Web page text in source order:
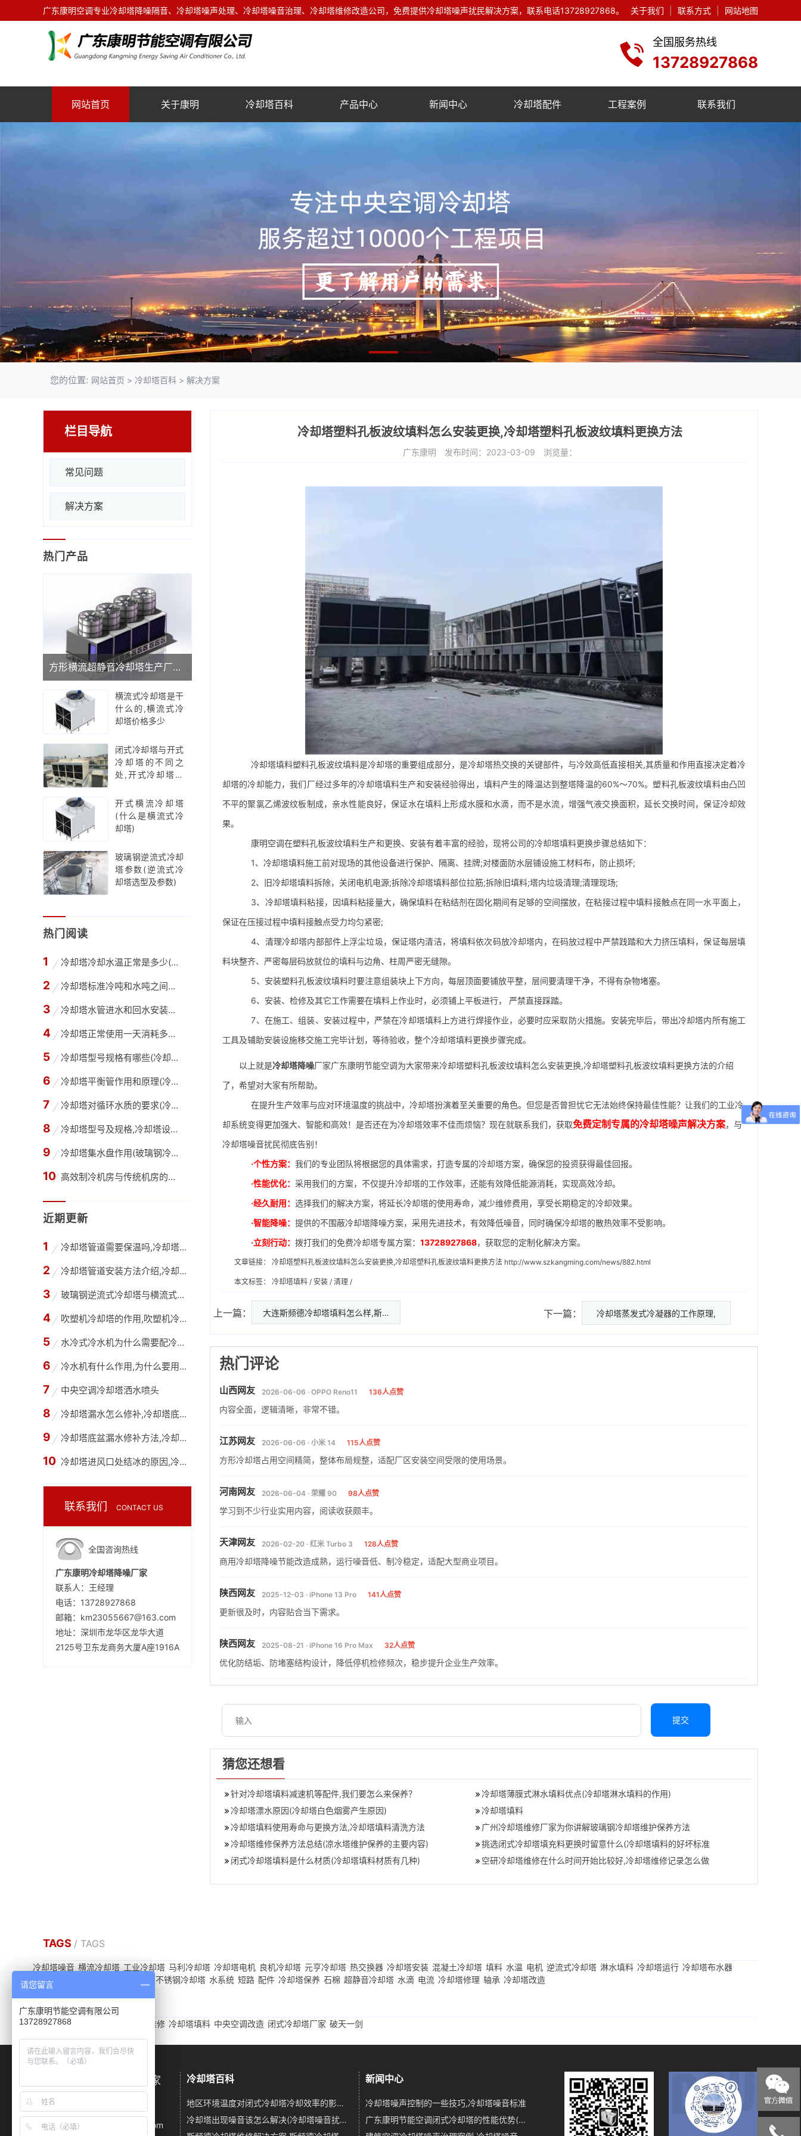
关于我们 联系方式 网站地图
广东康明空调专业冷却塔降噪隔音、冷却塔噪声处理、冷却塔噪音治理、冷却塔维修改造公司，免费提供冷却塔噪声扰民解决方案，联系电话13728927868。
全国服务热线
13728927868
网站首页 关于康明 冷却塔百科 产品中心 新闻中心 冷却塔配件 工程案例 联系我们
您的位置: 网站首页 > 冷却塔百科 > 解决方案
栏目导航
常见问题
解决方案
热门产品
方形横流超静音冷却塔生产厂家(广东品牌冷却塔厂家)
横流式冷却塔是干
什么的,横流式冷
却塔价格多少
闭式冷却塔与开式
冷却塔的不同之
处,开式冷却塔工
开式横流冷却塔
(什么是横流式冷
却塔)
玻璃钢逆流式冷却
塔参数(逆流式冷
却塔选型及参数)
热门阅读
冷却塔冷却水温正常是多少(高温冷却塔进出水温
冷却塔标准冷吨和水吨之间怎么换算(冷却水塔吨
冷却塔水管进水和回水安装方法(冷却塔供回水管
冷却塔正常使用一天消耗多少水,冷却塔每天的用
冷却塔型号规格有哪些(冷却塔选型需要哪些参数
冷却塔平衡管作用和原理(冷却塔内的平衡管是干
冷却塔对循环水质的要求(冷却塔循环水水质要求
冷却塔型号及规格,冷却塔设计选型的估算方法
冷却塔集水盘作用(玻璃钢冷却塔积水盘容量湿球
高效制冷机房与传统机房的区别,高效机房与普通
近期更新
冷却塔管道需要保温吗,冷却塔只在夏季使用管道
冷却塔管道安装方法介绍,冷却塔管道改造公司
玻璃钢逆流式冷却塔与横流式冷却塔有什么不同？
吹塑机冷却塔的作用,吹塑机冷却塔选型计算
水冷式冷水机为什么需要配冷却塔,冷水机和冷却
冷水机有什么作用,为什么要用冷水机？
中央空调冷却塔洒水喷头
冷却塔漏水怎么修补,冷却塔底部漏水用什么胶水
冷却塔底盆漏水修补方法,冷却塔底盘为什么会漏
冷却塔进风口处结冰的原因,冷却塔进风口处结冰
联系我们 CONTACT US
全国咨询热线
广东康明冷却塔降噪厂家
联系人：王经理
电话：13728927868
邮箱：km23055667@163.com
地址：深圳市龙华区龙华大道
2125号卫东龙商务大厦A座1916A
冷却塔塑料孔板波纹填料怎么安装更换,冷却塔塑料孔板波纹填料更换方法
广东康明 发布时间：2023-03-09 浏览量：
冷却塔填料塑料孔板波纹填料是冷却塔的重要组成部分，是冷却塔热交换的关键部件，与冷效高低直接相关,其质量和作用直接决定着冷
却塔的冷却能力，我们厂经过多年的冷却塔填料生产和安装经验得出，填料产生的降温达到整塔降温的60%～70%。塑料孔板波纹填料由凸凹
不平的聚氯乙烯波纹板制成，亲水性能良好，保证水在填料上形成水膜和水滴，而不是水流，增强气液交换面积，延长交换时间，保证冷却效
果。
康明空调在塑料孔板波纹填料生产和更换、安装有着丰富的经验，现将公司的冷却塔填料更换步骤总结如下：
1、冷却塔填料施工前对现场的其他设备进行保护、隔离、挂牌;对楼面防水层铺设施工材料布，防止损坏;
2、旧冷却塔填料拆除，关闭电机电源;拆除冷却塔填料部位拉筋;拆除旧填料;塔内垃圾清理;清理现场;
3、冷却塔填料粘接，因填料粘接量大，确保填料在粘结剂在固化期间有足够的空间摆放，在粘接过程中填料接触点在同一水平面上，
保证在压接过程中填料接触点受力均匀紧密;
4、清理冷却塔内部部件上浮尘垃圾，保证塔内清洁，将填料依次码放冷却塔内，在码放过程中严禁践踏和大力挤压填料，保证每层填
料块整齐、严密每层码放就位的填料与边角、柱周严密无缝隙。
5、安装塑料孔板波纹填料时要注意组装块上下方向，每层顶面要铺放平整，层间要清理干净，不得有杂物堵塞。
6、安装、检修及其它工作需要在填料上作业时，必须铺上平板进行， 严禁直接踩踏。
7、在施工、组装、安装过程中，严禁在冷却塔填料上方进行焊接作业，必要时应采取防火措施。安装完毕后，带出冷却塔内所有施工
工具及辅助安装设施移交施工完毕计划，等待验收，整个冷却塔填料更换步骤完成。
以上就是冷却塔降噪厂家广东康明节能空调为大家带来冷却塔塑料孔板波纹填料怎么安装更换,冷却塔塑料孔板波纹填料更换方法的介绍
了，希望对大家有所帮助。
在提升生产效率与应对环境温度的挑战中，冷却塔扮演着至关重要的角色。但您是否曾担忧它无法始终保持最佳性能？让我们的工业冷
却系统变得更加强大、智能和高效！是否还在为冷却塔效率不佳而烦恼？现在就联系我们，获取免费定制专属的冷却塔噪声解决方案，与
冷却塔噪音扰民彻底告别！
·个性方案： 我们的专业团队将根据您的具体需求，打造专属的冷却塔方案，确保您的投资获得最佳回报。
·性能优化： 采用我们的方案，不仅提升冷却塔的工作效率，还能有效降低能源消耗，实现高效冷却。
·经久耐用： 选择我们的解决方案，将延长冷却塔的使用寿命，减少维修费用，享受长期稳定的冷却效果。
·智能降噪： 提供的不围蔽冷却塔降噪方案，采用先进技术，有效降低噪音，同时确保冷却塔的散热效率不受影响。
·立刻行动： 拨打我们的免费冷却塔专属方案： 13728927868，获取您的定制化解决方案。
文章链接： 冷却塔塑料孔板波纹填料怎么安装更换,冷却塔塑料孔板波纹填料更换方法 http://www.szkangming.com/news/882.html
本文标签： 冷却塔填料 / 安装 / 清理 /
上一篇： 大连斯频德冷却塔填料怎么样,斯… 下一篇： 冷却塔蒸发式冷凝器的工作原理,
热门评论
山西网友 2026-06-06 · OPPO Reno11 136人点赞
内容全面，逻辑清晰，非常不错。
江苏网友 2026-06-06 · 小米 14 115人点赞
方形冷却塔占用空间精简，整体布局规整，适配厂区安装空间受限的使用场景。
河南网友 2026-06-04 · 荣耀 90 98人点赞
学习到不少行业实用内容，阅读收获颇丰。
天津网友 2026-02-20 · 红米 Turbo 3 128人点赞
商用冷却塔降噪节能改造成熟，运行噪音低、制冷稳定，适配大型商业项目。
陕西网友 2025-12-03 · iPhone 13 Pro 141人点赞
更新很及时，内容贴合当下需求。
陕西网友 2025-08-21 · iPhone 16 Pro Max 32人点赞
优化防结垢、防堵塞结构设计，降低停机检修频次，稳步提升企业生产效率。
提交
猜您还想看
针对冷却塔填料减速机等配件,我们要怎么来保养？
冷却塔薄膜式淋水填料优点(冷却塔淋水填料的作用)
冷却塔漂水原因(冷却塔白色烟雾产生原因)
冷却塔填料
冷却塔填料使用寿命与更换方法,冷却塔填料清洗方法
广州冷却塔维修厂家为你讲解玻璃钢冷却塔维护保养方法
冷却塔维修保养方法总结(凉水塔维护保养的主要内容)
挑选闭式冷却塔填充料更换时留意什么(冷却塔填料的好坏标准
闭式冷却塔填料是什么材质(冷却塔填料材质有几种)
空研冷却塔维修在什么时间开始比较好,冷却塔维修记录怎么做
TAGS / TAGS
冷却塔噪音 横流冷却塔 工业冷却塔 马利冷却塔 冷却塔电机 良机冷却塔 元亨冷却塔 热交换器 冷却塔安装 混凝土冷却塔 填料 水温 电机 逆流式冷却塔 淋水填料 冷却塔运行 冷却塔布水器
噪声污染
不锈钢冷却塔 水系统 短路 配件 冷却塔保养 石棉 超静音冷却塔 水滴 电流 冷却塔修理 轴承 冷却塔改造
友情链接/ LINKS
冷却塔噪音 冷却塔维修 冷却塔填料 中央空调改造 闭式冷却塔厂家 破天一剑
广东康明冷却塔降噪厂家
电话：13728927868
邮箱：km23055667@163.com
冷却塔百科
地区环境温度对闭式冷却塔冷却效率的影响是什么
冷却塔出现噪音该怎么解决(冷却塔噪音扰民怎么解决)
新闻中心
冷却塔噪声控制的一些技巧,冷却塔噪音标准
广东康明节能空调闭式冷却塔的性能优势(品牌闭式冷却塔生产厂家)
请您留言
广东康明节能空调有限公司
13728927868